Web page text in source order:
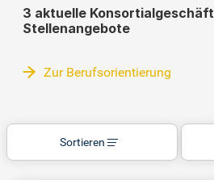
3 aktuelle Konsortialgeschäft
Stellenangebote
Zur Berufsorientierung
Sortieren